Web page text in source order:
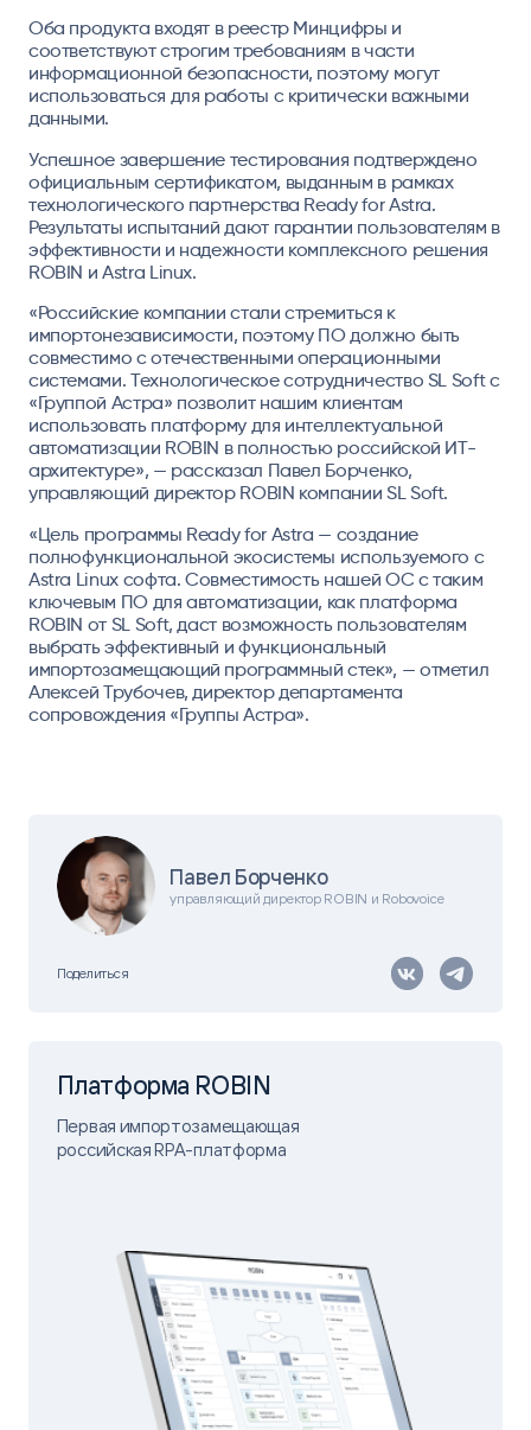
Павел Борченко
управляющий директор ROBIN и Robovoice
Поделиться
Оба продукта входят в реестр Минцифры и
соответствуют строгим требованиям в части
информационной безопасности, поэтому могут
использоваться для работы с критически важными
данными.
Успешное завершение тестирования подтверждено
официальным сертификатом, выданным в рамках
технологического партнерства Ready for Astra.
Результаты испытаний дают гарантии пользователям в
эффективности и надежности комплексного решения
ROBIN и Astra Linux.
«Российские компании стали стремиться к
импортонезависимости, поэтому ПО должно быть
совместимо с отечественными операционными
системами. Технологическое сотрудничество SL Soft с
«Группой Астра» позволит нашим клиентам
использовать платформу для интеллектуальной
автоматизации ROBIN в полностью российской ИТ-
архитектуре», — рассказал Павел Борченко,
управляющий директор ROBIN компании SL Soft.
«Цель программы Ready for Astra — создание
полнофункциональной экосистемы используемого с
Astra Linux софта. Совместимость нашей ОС с таким
ключевым ПО для автоматизации, как платформа
ROBIN от SL Soft, даст возможность пользователям
выбрать эффективный и функциональный
импортозамещающий программный стек», — отметил
Алексей Трубочев, директор департамента
сопровождения «Группы Астра».
Платформа ROBIN
Первая импортозамещающая
российская RPA-платформа